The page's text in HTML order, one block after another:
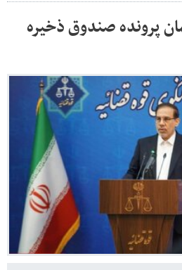
پرونده صندوق ذخیره